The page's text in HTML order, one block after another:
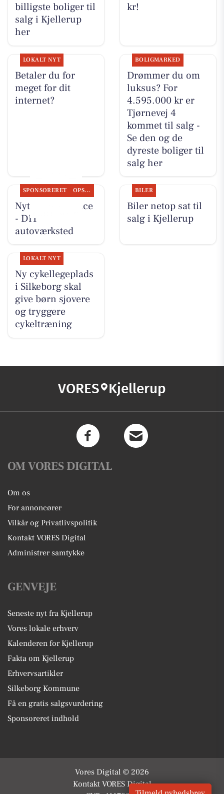
billigste boliger til
salg i Kjellerup
her
kr!
LOKALT NYT
Betaler du for
meget for dit
internet?
BOLIGMARKED
Drømmer du om
luksus? For
4.595.000 kr er
Tjørnevej 4
kommet til salg -
Se den og de
dyreste boliger til
salg her
SPONSORERET OPSLAGSTAVLEN
Nyt fra Rs-Service
- DIT
autoværksted
BILER
Biler netop sat til
salg i Kjellerup
LOKALT NYT
Ny cykellegeplads
i Silkeborg skal
give børn sjovere
og tryggere
cykeltræning
VORES Kjellerup
OM VORES DIGITAL
Om os
For annoncører
Vilkår og Privatlivspolitik
Kontakt VORES Digital
Administrer samtykke
GENVEJE
Seneste nyt fra Kjellerup
Vores lokale erhverv
Kalenderen for Kjellerup
Fakta om Kjellerup
Erhvervsartikler
Silkeborg Kommune
Få en gratis salgsvurdering
Sponsoreret indhold
Vores Digital © 2026
Kontakt VORES Digital